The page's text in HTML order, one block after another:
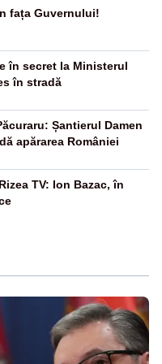
fața Guvernului!
în secret la Ministerul
în stradă
Șantierul Damen
apărarea României
TV: Ion Bazac, în